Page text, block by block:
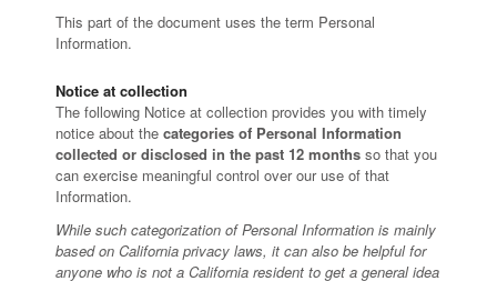
This part of the document uses the term Personal
Information.
Notice at collection
The following Notice at collection provides you with timely
notice about the categories of Personal Information
collected or disclosed in the past 12 months so that you
can exercise meaningful control over our use of that
Information.
While such categorization of Personal Information is mainly
based on California privacy laws, it can also be helpful for
anyone who is not a California resident to get a general idea